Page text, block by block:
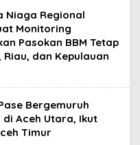
Niaga Regional
Monitoring
Pasokan BBM Tetap
dan Kepulauan
Bergemuruh
Aceh Utara, Ikut
Timur